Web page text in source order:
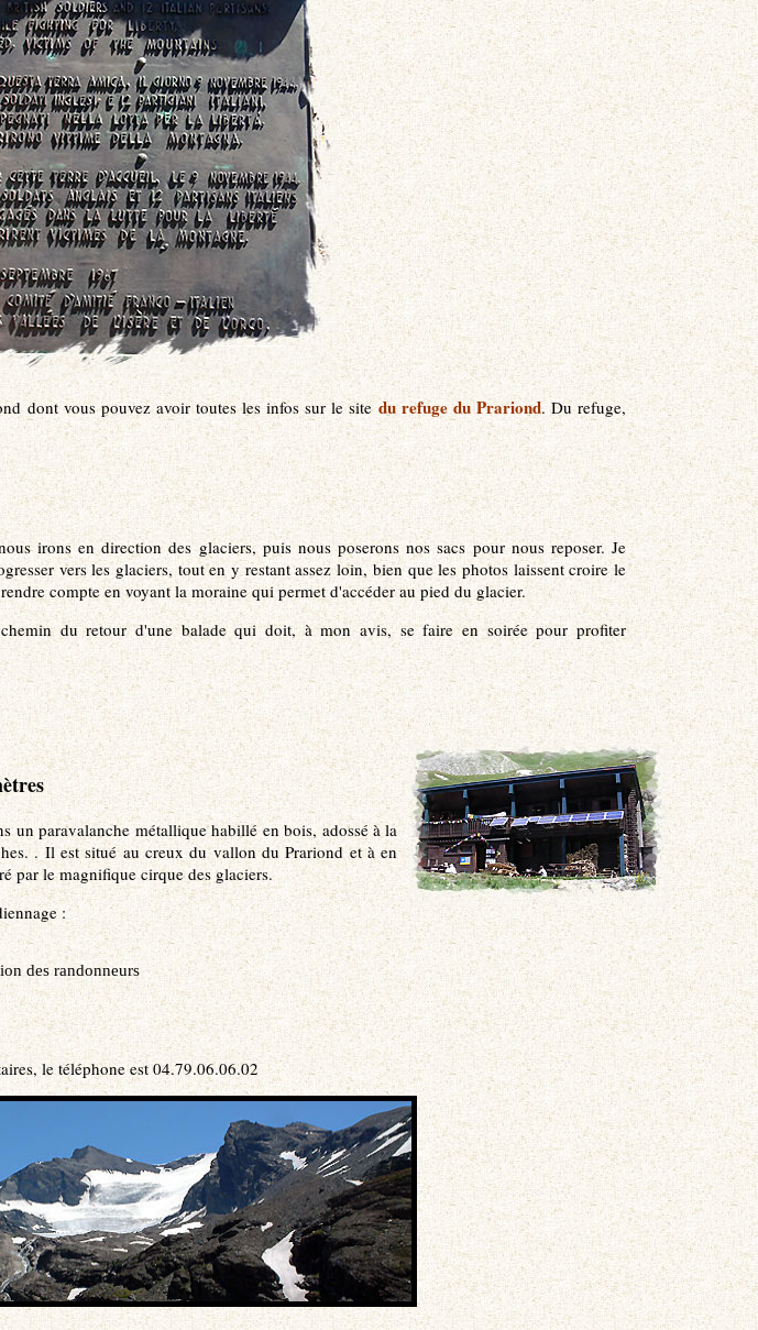
dont vous pouvez avoir toutes les infos sur le sitedu refuge du Prariond. Du refuge,
irons en direction des glaciers, puis nous poserons nos sacs pour nous reposer. Je
vers les glaciers, tout en y restant assez loin, bien que les photos laissent croire le
compte en voyant la moraine qui permet d'accéder au pied du glacier.
du retour d'une balade qui doit, à mon avis, se faire en soirée pour profiter
un paravalanche métallique habillé en bois, adossé à la
. Il est situé au creux du vallon du Prariond et à en
par le magnifique cirque des glaciers.
:
des randonneurs
le téléphone est 04.79.06.06.02